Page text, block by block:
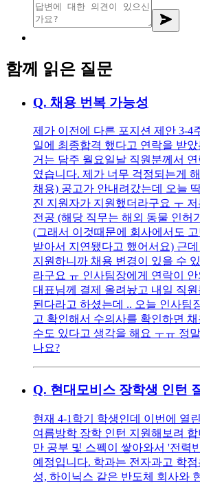
함께 읽은 질문
Q. 채용 번복 가능성
제가 이전에 다른 포지션 제안 3-4
일에 최종합격 했다고 연락을 받
거는 담주 월요일날 직원분께서 연
였습니다. 제가 너무 걱정되는게
채용) 공고가 안내려갔는데 오늘
진 지원자가 지원했더라구요 ㅜ
전공 (해당 직무는 해외 동물 인허
(그래서 이것때문에 회사에서도
받아서 지연됐다고 했어서요) 근
지원하니까 채용 변경이 있을 수
라구요 ㅠ 인사팀장에게 연락이
대표님께 결제 올려놨고 내일 직
된다라고 하셨는데 .. 오늘 인사팀
고 확인해서 수의사를 확인하면
수도 있다고 생각을 해요 ㅜㅠ 정
나요?
Q. 현대모비스 장학생 인턴
현재 4-1학기 학생인데 이번에 열
여름방학 장학 인턴 지원해보려
만 공부 및 스펙이 쌓아와서 '전력
예정입니다. 학과는 전자과고 학
성, 하이닉스 같은 반도체 회사와